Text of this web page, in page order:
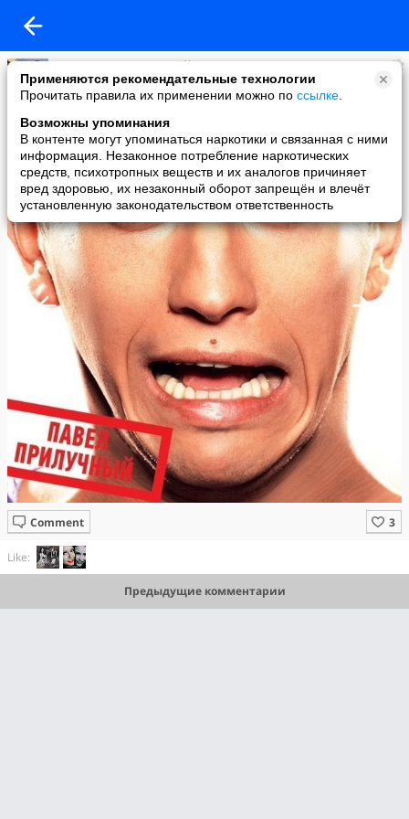
Применяются рекомендательные технологии
Прочитать правила их применении можно по ссылке
Возможны упоминания
В контенте могут упоминаться наркотики и связанная с ними
информация. Незаконное потребление наркотических
средств, психотропных веществ и их аналогов причиняет
вред здоровью, их незаконный оборот запрещён и влечёт
установленную законодательством ответственность
Александр Липчевский [СОБР]
added a photo
02 Apr в 21:54
Comment
Like:
Предыдущие комментарии